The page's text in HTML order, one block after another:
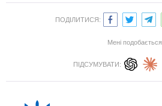
ПОДІЛИТИСЯ:
Мені подобається
ПІДСУМУВАТИ: